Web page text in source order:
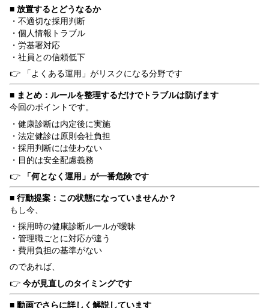
■ 放置するとどうなるか
・不適切な採用判断
・個人情報トラブル
・労基署対応
・社員との信頼低下
👉 「よくある運用」がリスクになる分野です
■ まとめ：ルールを整理するだけでトラブルは防げます
今回のポイントです。
・健康診断は内定後に実施
・法定健診は原則会社負担
・採用判断には使わない
・目的は安全配慮義務
👉
「何となく運用」が一番危険です
■ 行動提案：この状態になっていませんか？
もし今、
・採用時の健康診断ルールが曖昧
・管理職ごとに対応が違う
・費用負担の基準がない
のであれば、
👉 今が見直しのタイミングです
■ 動画でさらに詳しく解説しています